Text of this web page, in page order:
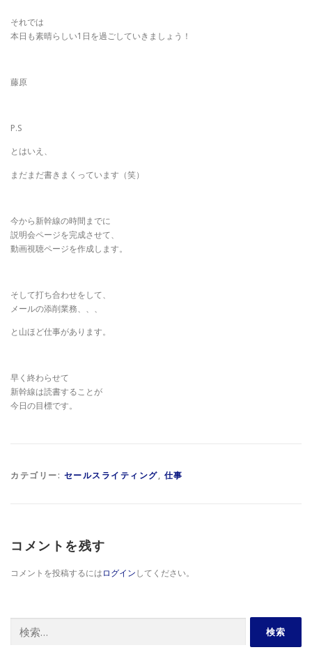
それでは
本日も素晴らしい1日を過ごしていきましょう！
藤原
P.S
とはいえ、
まだまだ書きまくっています（笑）
今から新幹線の時間までに
説明会ページを完成させて、
動画視聴ページを作成します。
そして打ち合わせをして、
メールの添削業務、、、
と山ほど仕事があります。
早く終わらせて
新幹線は読書することが
今日の目標です。
カテゴリー: セールスライティング, 仕事
コメントを残す
コメントを投稿するにはログインしてください。
索: